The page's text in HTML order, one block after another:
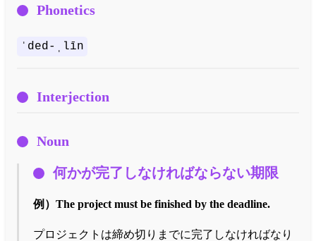
Phonetics
ˈded-ˌlīn
Interjection
Noun
何かが完了しなければならない期限
例） The project must be finished by the deadline.
プロジェクトは締め切りまでに完了しなければなり